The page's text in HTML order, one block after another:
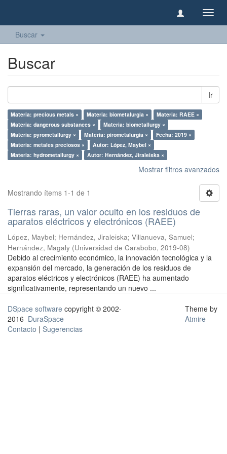
Buscar
Buscar
Ir
Materia: precious metals × Materia: biometalurgia ×
Materia: RAEE ×
Materia: dangerous substances ×
Materia: biometallurgy ×
Materia: pyrometallurgy ×
Materia: pirometalurgia ×
Fecha: 2019 ×
Materia: metales preciosos ×
Autor: López, Maybel ×
Materia: hydrometallurgy ×
Autor: Hernández, Jiraleiska ×
Mostrar filtros avanzados
Mostrando ítems 1-1 de 1
Tierras raras, un valor oculto en los residuos de
aparatos eléctricos y electrónicos (RAEE)
López, Maybel; Hernández, Jiraleiska; Villanueva, Samuel;
Hernández, Magaly (Universidad de Carabobo, 2019-08)
Debido al crecimiento económico, la innovación tecnológica y la
expansión del mercado, la generación de los residuos de
aparatos eléctricos y electrónicos (RAEE) ha aumentado
significativamente, representando un nuevo ...
DSpace software copyright © 2002-
2016 DuraSpace
Contacto | Sugerencias
Theme by
Atmire